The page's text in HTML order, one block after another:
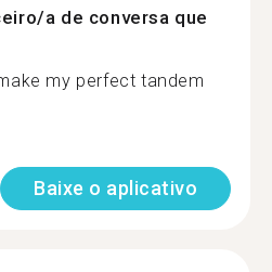
a de conversa que
my perfect tandem
Baixe o aplicativo